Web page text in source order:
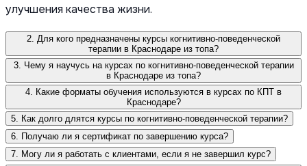
улучшения качества жизни.
2. Для кого предназначены курсы когнитивно-поведенческой
терапии в Краснодаре из топа?
3. Чему я научусь на курсах по когнитивно-поведенческой терапии
в Краснодаре из топа?
4. Какие форматы обучения используются в курсах по КПТ в
Краснодаре?
5. Как долго длятся курсы по когнитивно-поведенческой терапии?
6. Получаю ли я сертификат по завершению курса?
7. Могу ли я работать с клиентами, если я не завершил курс?